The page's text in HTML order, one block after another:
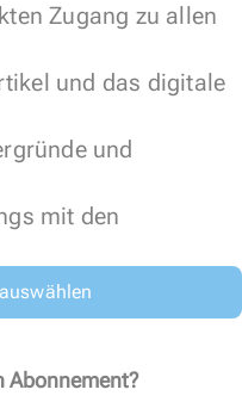
Zugang zu allen
und das digitale
und
mit den
Abonnement?